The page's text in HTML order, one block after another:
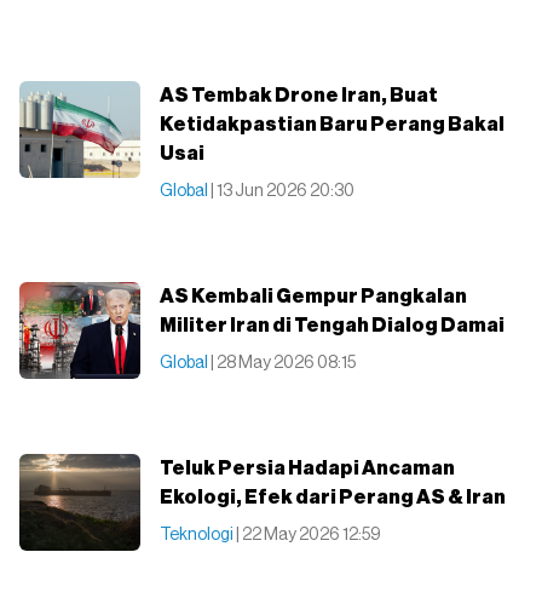
AS Tembak Drone Iran, Buat
Ketidakpastian Baru Perang Bakal
Usai
Global | 13 Jun 2026 20:30
AS Kembali Gempur Pangkalan
Militer Iran di Tengah Dialog Damai
Global | 28 May 2026 08:15
Teluk Persia Hadapi Ancaman
Ekologi, Efek dari Perang AS & Iran
Teknologi | 22 May 2026 12:59